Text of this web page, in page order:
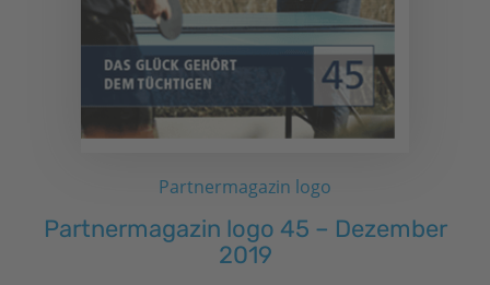
Partnermagazin logo
Partnermagazin logo 45 – Dezember
2019